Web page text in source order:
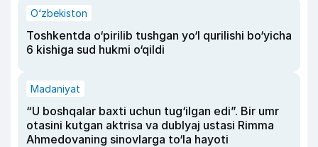
O‘zbekiston
Toshkentda o‘pirilib tushgan yo‘l qurilishi bo‘yicha
6 kishiga sud hukmi o‘qildi
Madaniyat
“U boshqalar baxti uchun tug‘ilgan edi”. Bir umr
otasini kutgan aktrisa va dublyaj ustasi Rimma
Ahmedovaning sinovlarga to‘la hayoti